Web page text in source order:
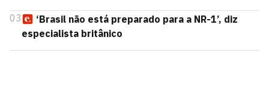
03
‘Brasil não está preparado para a NR-1’, diz
especialista britânico